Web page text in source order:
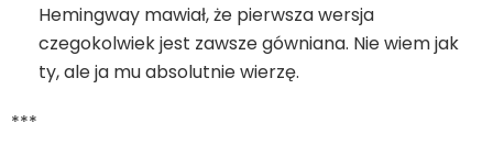
Hemingway mawiał, że pierwsza wersja
czegokolwiek jest zawsze gówniana. Nie wiem jak
ty, ale ja mu absolutnie wierzę.
***